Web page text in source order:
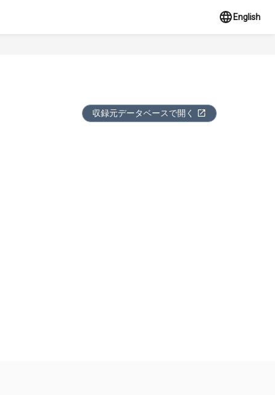
English
収録元データベースで開く